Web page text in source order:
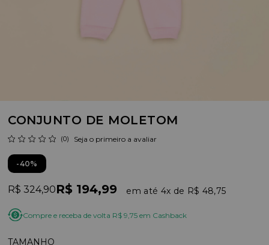
CONJUNTO DE MOLETOM
(0) Seja o primeiro a avaliar
40%
R$ 324,90R$ 194,99 4x R$ 48,75
Compre e receba de volta R$ 9,75 em Cashback